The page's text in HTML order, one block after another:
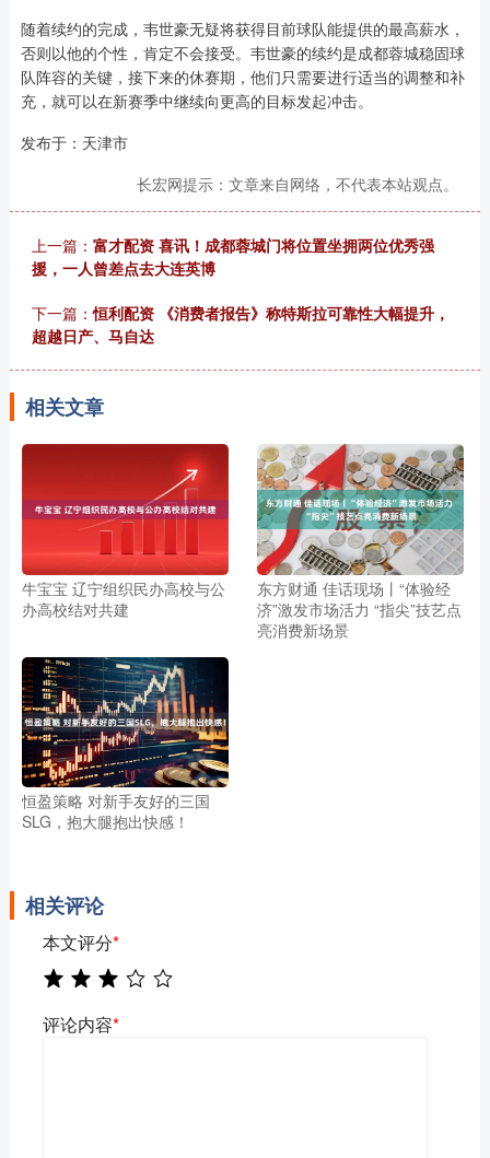
随着续约的完成，韦世豪无疑将获得目前球队能提供的最高薪水，
否则以他的个性，肯定不会接受。韦世豪的续约是成都蓉城稳固球
队阵容的关键，接下来的休赛期，他们只需要进行适当的调整和补
充，就可以在新赛季中继续向更高的目标发起冲击。
发布于：天津市
长宏网提示：文章来自网络，不代表本站观点。
上一篇： 富才配资 喜讯！成都蓉城门将位置坐拥两位优秀强
援，一人曾差点去大连英博
下一篇：恒利配资 《消费者报告》称特斯拉可靠性大幅提升，
超越日产、马自达
相关文章
牛宝宝 辽宁组织民办高校与公
办高校结对共建
东方财通 佳话现场丨“体验经
济”激发市场活力 “指尖”技艺点
亮消费新场景
恒盈策略 对新手友好的三国
SLG，抱大腿抱出快感！
相关评论
本文评分*
评论内容*